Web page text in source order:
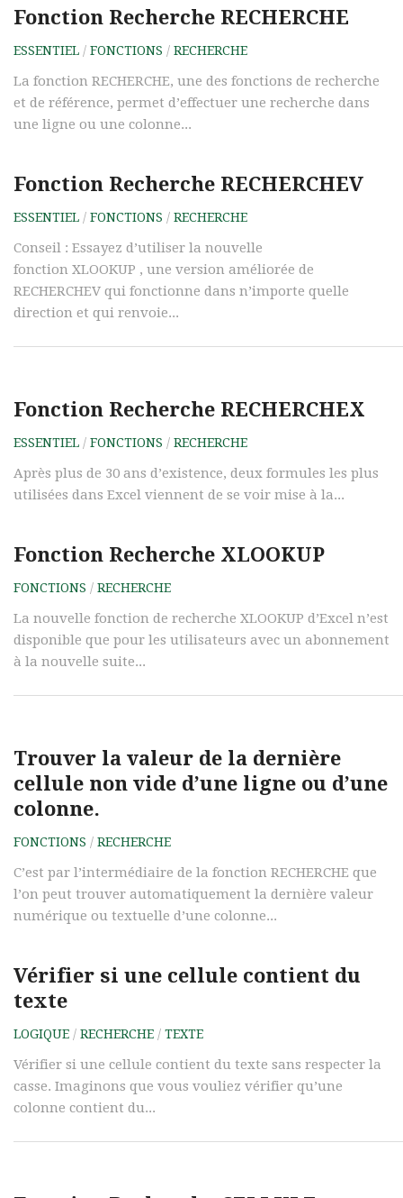
Fonction Recherche RECHERCHE
ESSENTIEL / FONCTIONS / RECHERCHE
La fonction RECHERCHE, une des fonctions de recherche
et de référence, permet d’effectuer une recherche dans
une ligne ou une colonne...
Fonction Recherche RECHERCHEV
ESSENTIEL / FONCTIONS / RECHERCHE
Conseil : Essayez d’utiliser la nouvelle
fonction XLOOKUP , une version améliorée de
RECHERCHEV qui fonctionne dans n’importe quelle
direction et qui renvoie...
Fonction Recherche RECHERCHEX
ESSENTIEL / FONCTIONS / RECHERCHE
Après plus de 30 ans d’existence, deux formules les plus
utilisées dans Excel viennent de se voir mise à la...
Fonction Recherche XLOOKUP
FONCTIONS / RECHERCHE
La nouvelle fonction de recherche XLOOKUP d’Excel n’est
disponible que pour les utilisateurs avec un abonnement
à la nouvelle suite...
Trouver la valeur de la dernière
cellule non vide d’une ligne ou d’une
colonne.
FONCTIONS / RECHERCHE
C’est par l’intermédiaire de la fonction RECHERCHE que
l’on peut trouver automatiquement la dernière valeur
numérique ou textuelle d’une colonne...
Vérifier si une cellule contient du
texte
LOGIQUE / RECHERCHE / TEXTE
Vérifier si une cellule contient du texte sans respecter la
casse. Imaginons que vous vouliez vérifier qu’une
colonne contient du...